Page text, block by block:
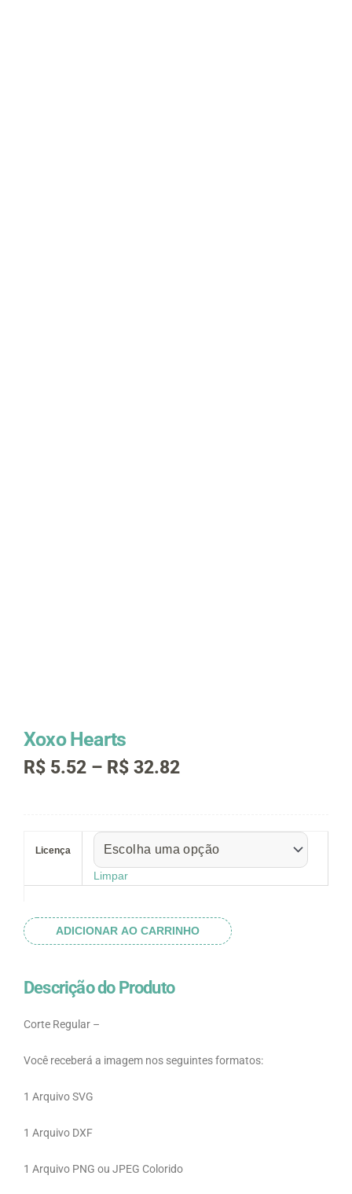
Xoxo Hearts
R$ 5.52 – R$ 32.82Faixa
através
R$ 32.82
Licença
Limpar
quantidade
ADICIONAR AO CARRINHO
Descrição do Produto
Corte Regular –
Você receberá a imagem nos seguintes formatos:
1 Arquivo SVG
1 Arquivo DXF
1 Arquivo PNG ou JPEG Colorido